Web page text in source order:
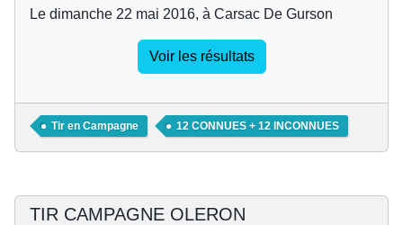
Le dimanche 22 mai 2016, à Carsac De Gurson
Voir les résultats
Tir en Campagne 12 CONNUES + 12 INCONNUES
TIR CAMPAGNE OLERON